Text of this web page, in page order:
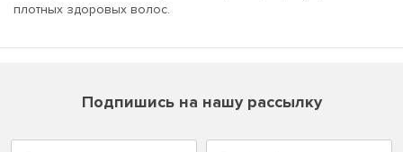
плотных здоровых волос.
Подпишись на нашу рассылку